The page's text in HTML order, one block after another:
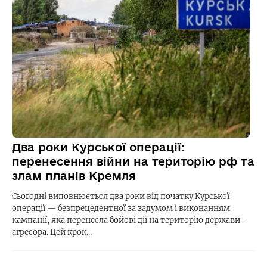
Два роки Курської операції:
перенесення війни на територію рф та
злам планів Кремля
Сьогодні виповнюється два роки від початку Курської
операції — безпрецедентної за задумом і виконанням
кампанії, яка перенесла бойові дії на територію держави-
агресора. Цей крок…